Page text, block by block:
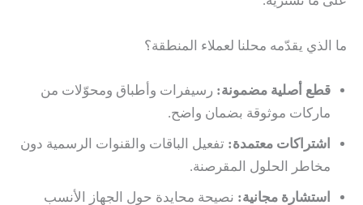
ما الذي يقدّمه محلنا لعملاء المنطقة؟
قطع أصلية مضمونة: رسيفرات وأطباق ومحوّلات من
ماركات موثوقة بضمان واضح.
اشتراكات معتمدة: تفعيل الباقات والقنوات الرسمية دون
مخاطر الحلول المقرصنة.
استشارة مجانية: نصيحة محايدة حول الجهاز الأنسب